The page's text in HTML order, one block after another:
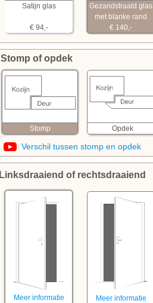
Satijn glas
€ 94,-
Gezandstraald glas
met blanke rand
€ 140,-
Stomp of opdek
Stomp Opdek
Verschil tussen stomp en opdek
Linksdraaiend of rechtsdraaiend
Meer informatie
Meer informatie